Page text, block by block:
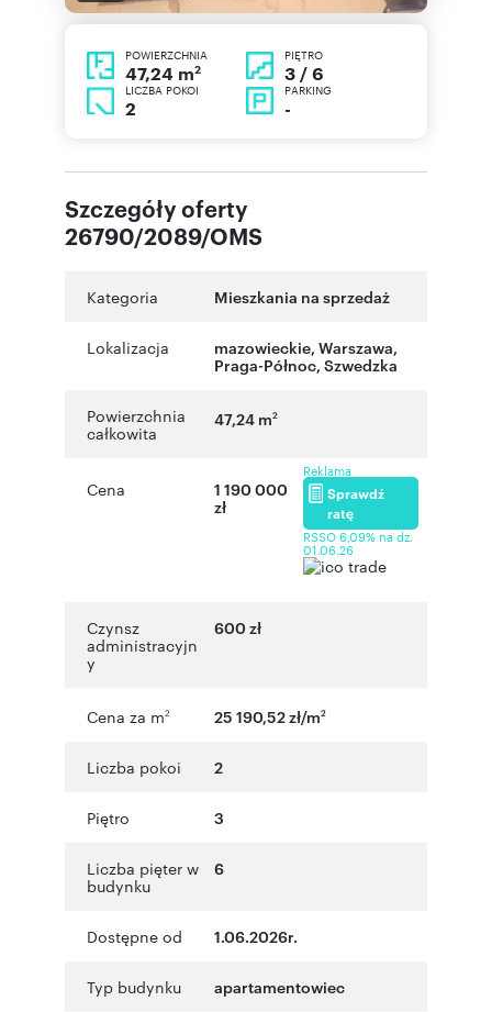
POWIERZCHNIA
47,24 m2
PIĘTRO
3 / 6
LICZBA POKOI
2
PARKING
-
Szczegóły oferty
26790/2089/OMS
Kategoria Mieszkania na sprzedaż
Lokalizacja mazowieckie, Warszawa,
Praga-Północ, Szwedzka
Powierzchnia
całkowita
47,24 m2
Cena
1 190 000
zł
Reklama
Sprawdź
ratę
RSSO 6,09% na dz.
01.06.26
Czynsz
administracyjn
y
600 zł
Cena za m2 25 190,52 zł/m2
Liczba pokoi 2
Piętro 3
Liczba pięter w
budynku
6
Dostępne od 1.06.2026r.
Typ budynku apartamentowiec